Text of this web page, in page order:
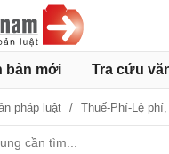
bản mới Tra cứu
pháp luật Thuế-Phí-Lệ phí,